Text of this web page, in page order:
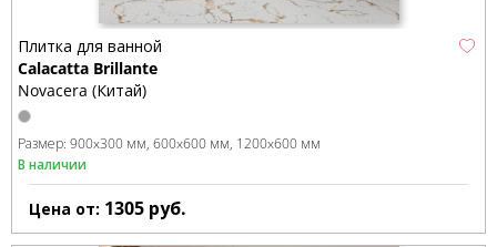
Плитка для ванной
Calacatta Brillante
Novacera (Китай)
Размер: 900x300 мм 600x600 мм 1200x600 мм
В наличии
Цена от: 1305 руб.